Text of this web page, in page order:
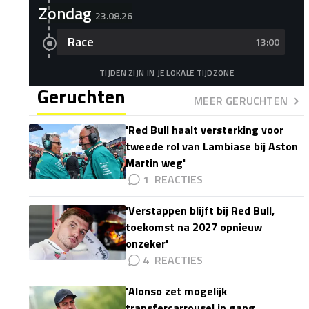
Zondag 23.08.26
Race 13:00
TIJDEN ZIJN IN JE LOKALE TIJDZONE
Geruchten
MEER GERUCHTEN
'Red Bull haalt versterking voor
tweede rol van Lambiase bij Aston
Martin weg'
1
'Verstappen blijft bij Red Bull,
toekomst na 2027 opnieuw
onzeker'
4
'Alonso zet mogelijk